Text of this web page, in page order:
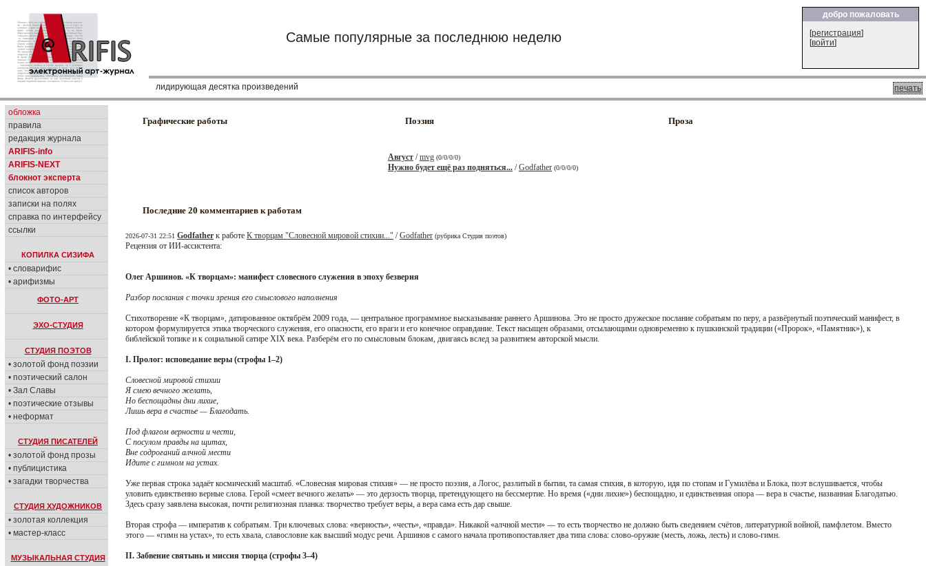
Самые популярные за последнюю неделю
добро пожаловать
[регистрация]
[войти]
печать
лидирующая десятка произведений
обложка
правила
редакция журнала
ARIFIS-info
ARIFIS-NEXT
блокнот эксперта
список авторов
записки на полях
справка по интерфейсу
ссылки
КОПИЛКА СИЗИФА
• словарифис
• арифизмы
ФОТО-АРТ
ЭХО-СТУДИЯ
СТУДИЯ ПОЭТОВ
• золотой фонд поэзии
• поэтический салон
• Зал Славы
• поэтические отзывы
• неформат
СТУДИЯ ПИСАТЕЛЕЙ
• золотой фонд прозы
• публицистика
• загадки творчества
СТУДИЯ ХУДОЖНИКОВ
• золотая коллекция
• мастер-класс
МУЗЫКАЛЬНАЯ СТУДИЯ
Графические работы Поэзия
Август /mvg (0/0/0/0)
Нужно будет ещё раз подняться... /Godfather (0/0/0/0)
Проза
Последние 20 комментариев к работам
2026-07-31 22:51 Godfather к работе К творцам "Словесной мировой стихии..." /Godfather (рубрика Студия поэтов)
Рецензия от ИИ-ассистента:
Олег Аршинов. «К творцам»: манифест словесного служения в эпоху безверия
Разбор послания с точки зрения его смыслового наполнения
Стихотворение «К творцам», датированное октябрём 2009 года, — центральное программное высказывание раннего Аршинова. Это не просто дружеское послание собратьям по перу, а развёрнутый поэтический манифест, в
котором формулируется этика творческого служения, его опасности, его враги и его конечное оправдание. Текст насыщен образами, отсылающими одновременно к пушкинской традиции («Пророк», «Памятник»), к
библейской топике и к социальной сатире XIX века. Разберём его по смысловым блокам, двигаясь вслед за развитием авторской мысли.
I. Пролог: исповедание веры (строфы 1–2)
Словесной мировой стихии
Я смею вечного желать,
Но беспощадны дни лихие,
Лишь вера в счастье — Благодать.
Под флагом верности и чести,
С посулом правды на щитах,
Вне содроганий алчной мести
Идите с гимном на устах.
Уже первая строка задаёт космический масштаб. «Словесная мировая стихия» — не просто поэзия, а Логос, разлитый в бытии, та самая стихия, в которую, идя по стопам и Гумилёва и Блока, поэт вслушивается, чтобы
уловить единственно верные слова. Герой «смеет вечного желать» — это дерзость творца, претендующего на бессмертие. Но время («дни лихие») беспощадно, и единственная опора — вера в счастье, названная Благодатью.
Здесь сразу заявлена высокая, почти религиозная планка: творчество требует веры, а вера сама есть дар свыше.
Вторая строфа — императив к собратьям. Три ключевых слова: «верность», «честь», «правда». Никакой «алчной мести» — то есть творчество не должно быть сведением счётов, литературной войной, памфлетом. Вместо
этого — «гимн на устах», то есть хвала, славословие как высший модус речи. Аршинов с самого начала противопоставляет два типа слова: слово-оружие (месть, ложь, лесть) и слово-гимн.
II. Забвение святынь и миссия творца (строфы 3–4)